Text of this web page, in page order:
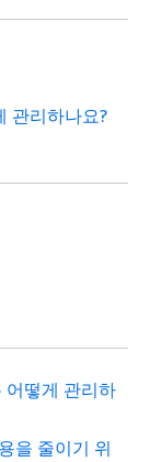
관리하나요?
어떻게 관리하
을 줄이기 위